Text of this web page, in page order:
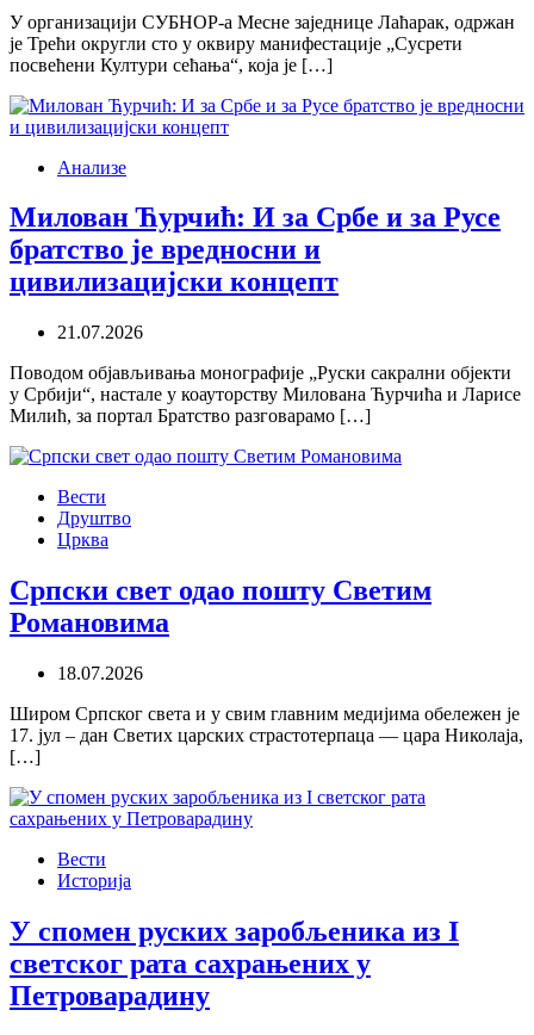
У организацији СУБНОР-а Месне заједнице Лаћарак, одржан
је Трећи округли сто у оквиру манифестације „Сусрети
посвећени Култури сећања“, која је […]
Анализе
Милован Ћурчић: И за Србе и за Русе
братство је вредносни и
цивилизацијски концепт
21.07.2026
Поводом објављивања монографије „Руски сакрални објекти
у Србији“, настале у коауторству Милована Ћурчића и Ларисе
Милић, за портал Братство разговарамо […]
Вести
Друштво
Црква
Српски свет одао пошту Светим
Романовима
18.07.2026
Широм Српског света и у свим главним медијима обележен је
17. јул – дан Светих царских страстотерпаца — цара Николаја,
[…]
Вести
Историја
У спомен руских заробљеника из I
светског рата сахрањених у
Петроварадину